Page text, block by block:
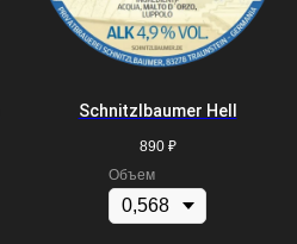
Schnitzlbaumer Hell
890 ₽
Объем